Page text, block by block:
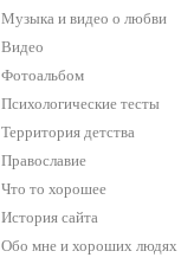
Музыка и видео о любви
Видео
Фотоальбом
Психологические тесты
Территория детства
Православие
Что то хорошее
История сайта
Обо мне и хороших людях